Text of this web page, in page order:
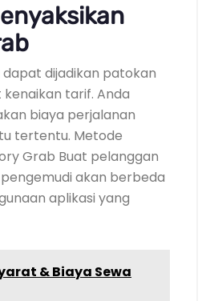
dapat dijadikan patokan
tarif. Anda
biaya perjalanan
tertentu. Metode
Grab Buat pelanggan
akan berbeda
aplikasi yang
& Biaya Sewa